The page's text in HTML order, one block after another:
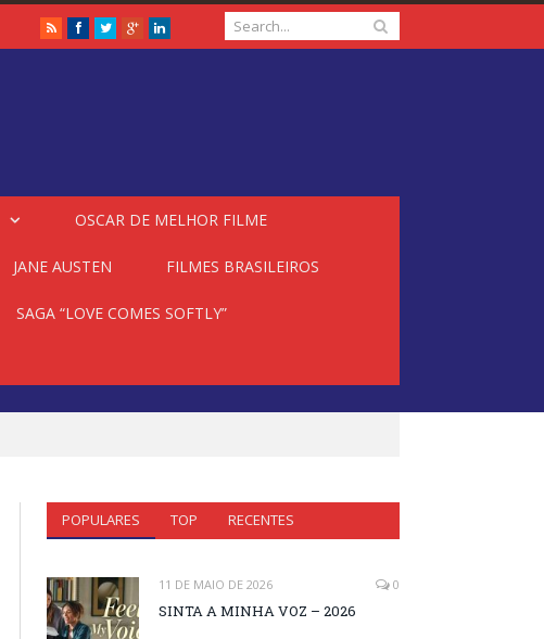
RSSFacebook
TwitterGoogle+LinkedIn
OSCAR DE MELHOR FILME
JANE AUSTEN FILMES BRASILEIROS
SAGA “LOVE COMES SOFTLY”
POPULARES TOP RECENTES
11 DE MAIO DE 2026 0
SINTA A MINHA VOZ – 2026